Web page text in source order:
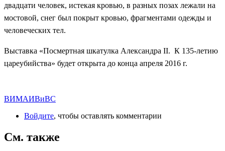
двадцати человек, истекая кровью, в разных позах лежали на
мостовой, снег был покрыт кровью, фрагментами одежды и
человеческих тел.
Выставка «Посмертная шкатулка Александра II. К 135-летию
цареубийства» будет открыта до конца апреля 2016 г.
ВИМАИВиВС
Войдите, чтобы оставлять комментарии
См. также